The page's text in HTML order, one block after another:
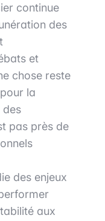
continue
des
et
chose reste
la
des
pas près de
des enjeux
aux